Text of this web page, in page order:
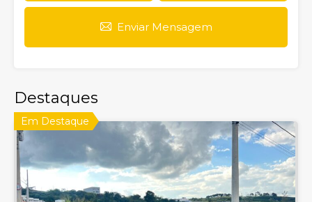
Enviar Mensagem
Destaques
Em Destaque